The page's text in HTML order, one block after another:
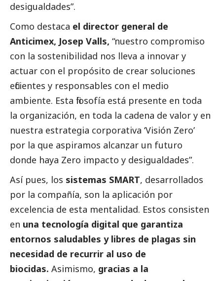
desigualdades”.
Como destaca el director general de
Anticimex, Josep Valls, “nuestro compromiso
con la sostenibilidad nos lleva a innovar y
actuar con el propósito de crear soluciones
eficientes y responsables con el medio
ambiente. Esta filosofía está presente en toda
la organización, en toda la cadena de valor y en
nuestra estrategia corporativa ‘Visión Zero’
por la que aspiramos alcanzar un futuro
donde haya Zero impacto y desigualdades”.
Así pues, los sistemas SMART, desarrollados
por la compañía, son la aplicación por
excelencia de esta mentalidad. Estos consisten
en una tecnología digital que garantiza
entornos saludables y libres de plagas sin
necesidad de recurrir al uso de
biocidas. Asimismo, gracias a la